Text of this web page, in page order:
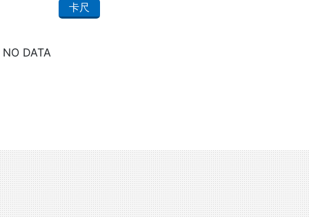
卡尺
NO DATA